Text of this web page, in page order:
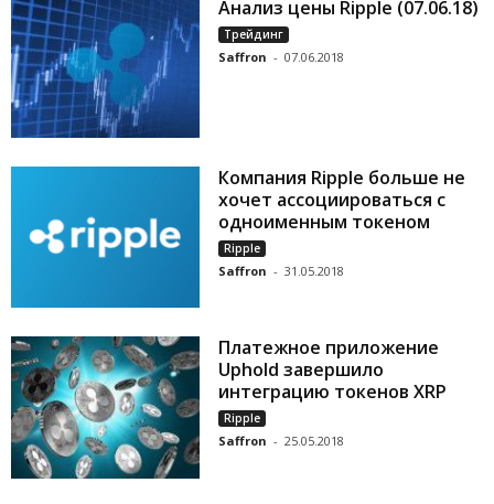
Анализ цены Ripple (07.06.18)
Трейдинг
Saffron - 07.06.2018
Компания Ripple больше не
хочет ассоциироваться с
одноименным токеном
Ripple
Saffron - 31.05.2018
Платежное приложение
Uphold завершило
интеграцию токенов XRP
Ripple
Saffron - 25.05.2018